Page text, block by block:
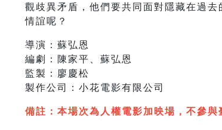
觀歧異矛盾，他們要共同面對隱藏在過
情誼呢？
導演：蘇弘恩
編劇：陳家平、蘇弘恩
監製：廖慶松
製作公司：小花電影有限公司
備註：本場次為人權電影加映場，不參